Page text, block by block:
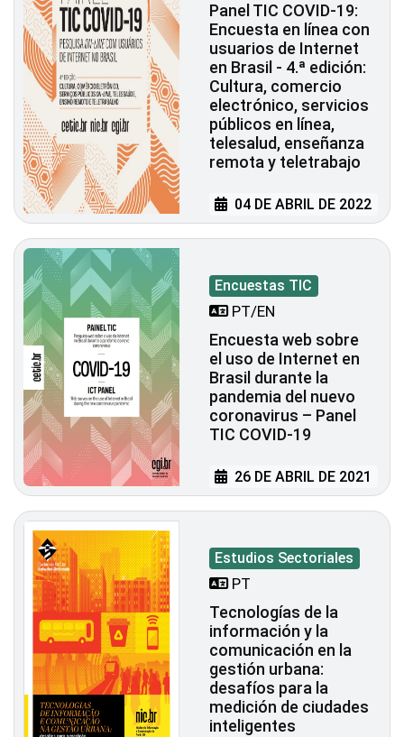
Panel TIC COVID-19:
Encuesta en línea con
usuarios de Internet
en Brasil - 4.ª edición:
Cultura, comercio
electrónico, servicios
públicos en línea,
telesalud, enseñanza
remota y teletrabajo
04 DE ABRIL DE 2022
Encuestas TIC
PT/EN
Encuesta web sobre
el uso de Internet en
Brasil durante la
pandemia del nuevo
coronavirus – Panel
TIC COVID-19
26 DE ABRIL DE 2021
Estudios Sectoriales
PT
Tecnologías de la
información y la
comunicación en la
gestión urbana:
desafíos para la
medición de ciudades
inteligentes